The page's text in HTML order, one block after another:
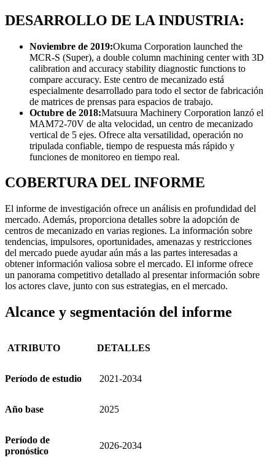
DESARROLLO DE LA INDUSTRIA:
Noviembre de 2019:Okuma Corporation launched the
MCR-S (Super), a double column machining center with 3D
calibration and accuracy stability diagnostic functions to
compare accuracy. Este centro de mecanizado está
especialmente desarrollado para todo el sector de fabricación
de matrices de prensas para espacios de trabajo.
Octubre de 2018:Matsuura Machinery Corporation lanzó el
MAM72-70V de alta velocidad, un centro de mecanizado
vertical de 5 ejes. Ofrece alta versatilidad, operación no
tripulada confiable, tiempo de respuesta más rápido y
funciones de monitoreo en tiempo real.
COBERTURA DEL INFORME
El informe de investigación ofrece un análisis en profundidad del
mercado. Además, proporciona detalles sobre la adopción de
centros de mecanizado en varias regiones. La información sobre
tendencias, impulsores, oportunidades, amenazas y restricciones
del mercado puede ayudar aún más a las partes interesadas a
obtener información valiosa sobre el mercado. El informe ofrece
un panorama competitivo detallado al presentar información sobre
los actores clave, junto con sus estrategias, en el mercado.
Alcance y segmentación del informe
ATRIBUTO DETALLES
Período de estudio 2021-2034
Año base 2025
Período de
pronóstico
2026-2034